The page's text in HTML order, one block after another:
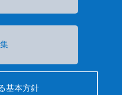
基本方針